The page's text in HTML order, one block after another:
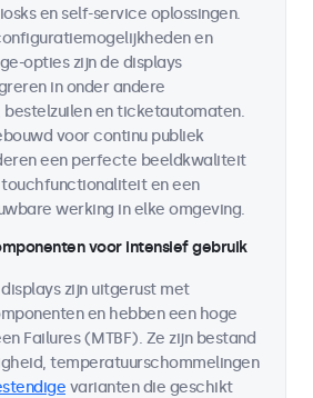
en self-service oplossingen.
en
opties zijn de displays
in onder andere
en ticketautomaten.
voor continu publiek
een perfecte beeldkwaliteit
en een
werking in elke omgeving.
voor intensief gebruik
zijn uitgerust met
en hebben een hoge
Failures (MTBF). Ze zijn bestand
temperatuurschommelingen
varianten die geschikt